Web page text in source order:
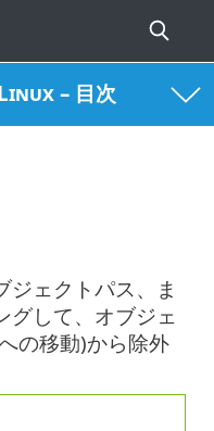
– 目次
ジェクトパス、ま
グして、オブジェ
の移動)から除外